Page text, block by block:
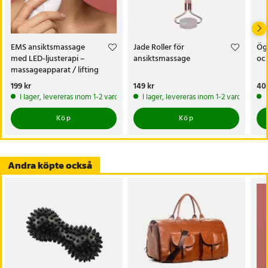
Specifikation
- Modell: Marielle MMOW
- Färg: Guld
- Typ: Sonic under eye massager
- Funktioner: Sonic-vibrationer, kylande massage, behållare för
serum eller kräm
- Användningsområde: Området under ögonen
Artikelnummer:129062
EMS ansiktsmassage
med LED-ljusterapi –
massageapparat / lifting
massager / hudvårdsapparat
Pris:199 kr
199 kr
I lager, levereras inom 1-2 vardagar
Köp
Jade Roller för
ansiktsmassage
Pris:149 kr
149 kr
I lager, levereras inom 1-2 vardagar
Köp
Andra köpte också